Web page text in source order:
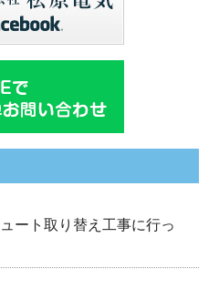
ート取り替え工事に行っ